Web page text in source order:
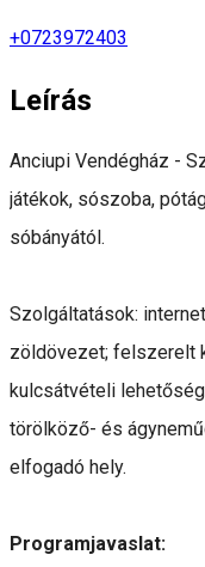
+0723972403
Leírás
Anciupi Vendégház -
játékok, sószoba,
sóbányától.
Szolgáltatások:
zöldövezet; felszerelt
kulcsátvételi
törölköző- és
elfogadó hely.
Programjavaslat: